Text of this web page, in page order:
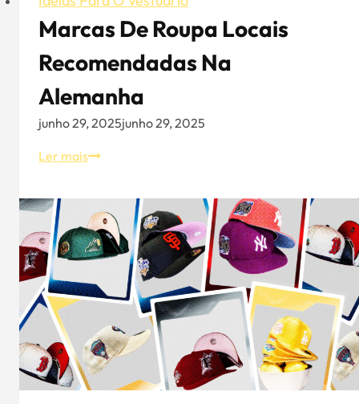
Marcas De Roupa Locais
Recomendadas Na
Alemanha
junho 29, 2025junho 29, 2025
Ler maisMarcas
roupa
locais
recomendadas
na
Alemanha